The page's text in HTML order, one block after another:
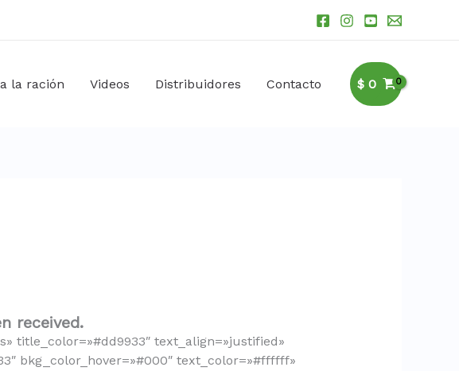
la ración Videos Distribuidores Contacto $0
received.
title_color=»#dd9933″ text_align=»justified»
bkg_color_hover=»#000″ text_color=»#ffffff»